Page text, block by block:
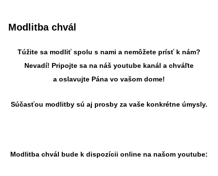
Modlitba chvál
Túžite sa modliť spolu s nami a nemôžete prísť k nám?
Nevadí! Pripojte sa na náš youtube kanál a chváľte
a oslavujte Pána vo vašom dome!
Súčasťou modlitby sú aj prosby za vaše konkrétne úmysly.
Modlitba chvál bude k dispozícii online na našom youtube: